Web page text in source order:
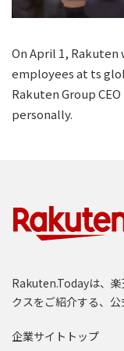
On April 1,
employees at ts
Rakuten Group
personally.
Rakuten.Todayは、
クスをご紹介する、公
企業サイトトップ